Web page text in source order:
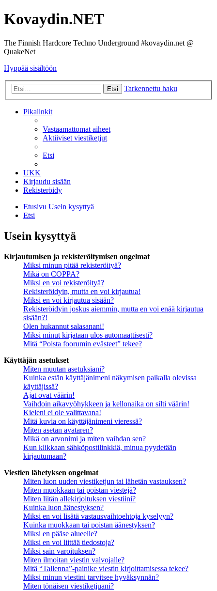
Kovaydin.NET
The Finnish Hardcore Techno Underground #kovaydin.net @
QuakeNet
Hyppää sisältöön
Etsi Tarkennettu haku
Pikalinkit
Vastaamattomat aiheet
Aktiiviset viestiketjut
Etsi
UKK
Kirjaudu sisään
Rekisteröidy
Etusivu Usein kysyttyä
Etsi
Usein kysyttyä
Kirjautumisen ja rekisteröitymisen ongelmat
Miksi minun pitää rekisteröityä?
Mikä on COPPA?
Miksi en voi rekisteröityä?
Rekisteröidyin, mutta en voi kirjautua!
Miksi en voi kirjautua sisään?
Rekisteröidyin joskus aiemmin, mutta en voi enää kirjautua
sisään?!
Olen hukannut salasanani!
Miksi minut kirjataan ulos automaattisesti?
Mitä “Poista foorumin evästeet” tekee?
Käyttäjän asetukset
Miten muutan asetuksiani?
Kuinka estän käyttäjänimeni näkymisen paikalla olevissa
käyttäjissä?
Ajat ovat väärin!
Vaihdoin aikavyöhykkeen ja kellonaika on silti väärin!
Kieleni ei ole valittavana!
Mitä kuvia on käyttäjänimeni vieressä?
Miten asetan avataren?
Mikä on arvonimi ja miten vaihdan sen?
Kun klikkaan sähköpostilinkkiä, minua pyydetään
kirjautumaan?
Viestien lähetyksen ongelmat
Miten luon uuden viestiketjun tai lähetän vastauksen?
Miten muokkaan tai poistan viestejä?
Miten liitän allekirjoituksen viestiini?
Kuinka luon äänestyksen?
Miksi en voi lisätä vastausvaihtoehtoja kyselyyn?
Kuinka muokkaan tai poistan äänestyksen?
Miksi en pääse alueelle?
Miksi en voi liittää tiedostoja?
Miksi sain varoituksen?
Miten ilmoitan viestin valvojalle?
Mitä “Tallenna”-painike viestin kirjoittamisessa tekee?
Miksi minun viestini tarvitsee hyväksynnän?
Miten tönäisen viestiketjuani?